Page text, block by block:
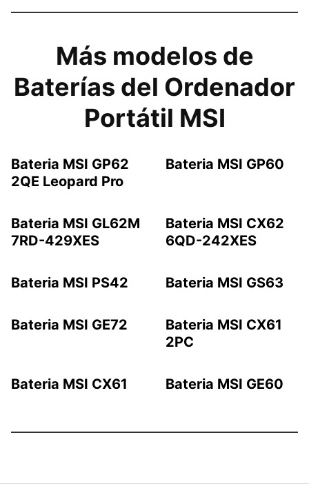
Más modelos de
Baterías del Ordenador
Portátil MSI
Bateria MSI GP62
2QE Leopard Pro
Bateria MSI GP60
Bateria MSI GL62M
7RD-429XES
Bateria MSI CX62
6QD-242XES
Bateria MSI PS42 Bateria MSI GS63
Bateria MSI GE72
Bateria MSI CX61
2PC
Bateria MSI CX61 Bateria MSI GE60